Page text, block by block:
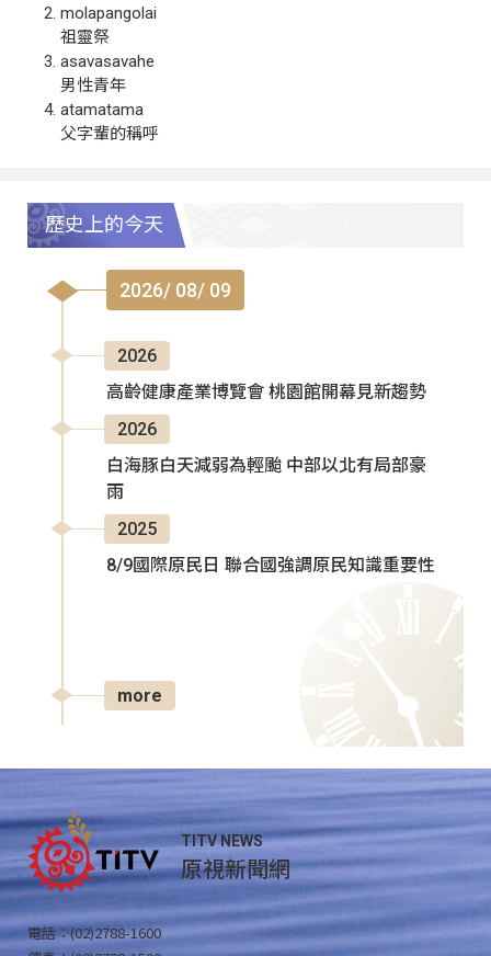
molapangolai
祖靈祭
asavasavahe
男性青年
atamatama
父字輩的稱呼
歷史上的今天
2026/ 08/ 09
2026
高齡健康產業博覽會 桃園館開幕見新趨勢
2026
白海豚白天減弱為輕颱 中部以北有局部豪
雨
2025
8/9國際原民日 聯合國強調原民知識重要性
more
TITV NEWS
原視新聞網
電話：(02)2788-1600